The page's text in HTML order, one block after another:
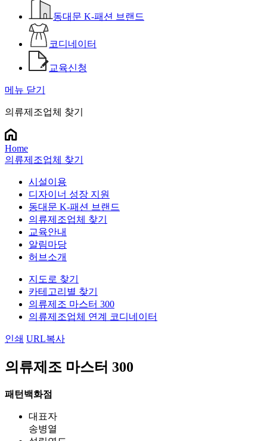
동대문 K-패션 브랜드
코디네이터
교육신청
메뉴 닫기
의류제조업체 찾기
Home
의류제조업체 찾기
시설이용
디자이너 성장 지원
동대문 K-패션 브랜드
의류제조업체 찾기
교육안내
알림마당
허브소개
지도로 찾기
카테고리별 찾기
의류제조 마스터 300
의류제조업체 연계 코디네이터
인쇄 URL복사
의류제조 마스터 300
패턴백화점
대표자
송병열